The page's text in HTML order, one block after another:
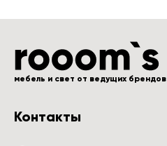
мебель и свет от ведущих брендов
Контакты